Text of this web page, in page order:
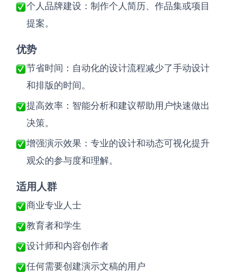
个人品牌建设：制作个人简历、作品集或项目
提案。
优势
节省时间：自动化的设计流程减少了手动设计
和排版的时间。
提高效率：智能分析和建议帮助用户快速做出
决策。
增强演示效果：专业的设计和动态可视化提升
观众的参与度和理解。
适用人群
商业专业人士
教育者和学生
设计师和内容创作者
任何需要创建演示文稿的用户